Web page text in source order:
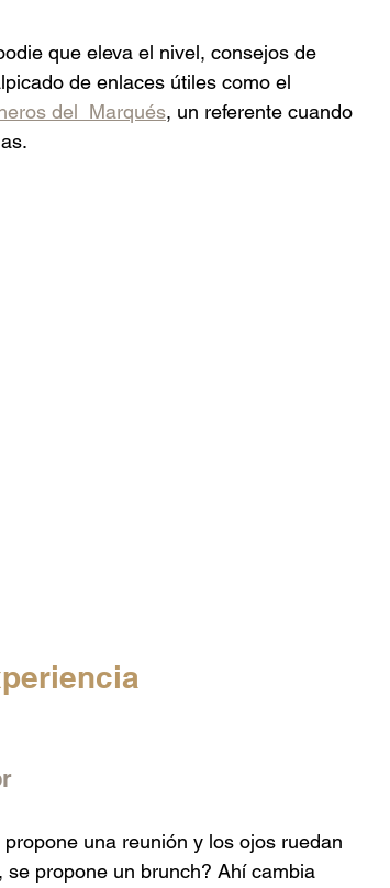
que eleva el nivel, consejos de
de enlaces útiles como el
del  Marqués, un referente cuando
una reunión y los ojos ruedan
propone un brunch? Ahí cambia